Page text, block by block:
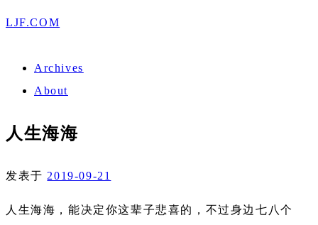
LJF.COM
Archives
About
人生海海
发表于 2019-09-21
人生海海，能决定你这辈子悲喜的，不过身边七八个